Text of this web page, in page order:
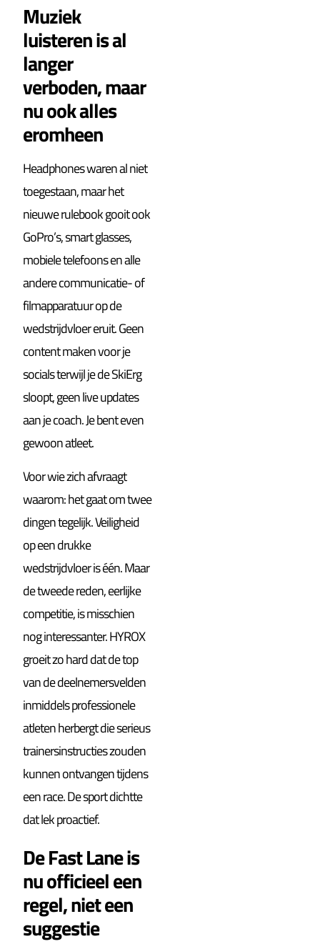
Muziek
luisteren is al
langer
verboden, maar
nu ook alles
eromheen
Headphones waren al niet
toegestaan, maar het
nieuwe rulebook gooit ook
GoPro’s, smart glasses,
mobiele telefoons en alle
andere communicatie- of
filmapparatuur op de
wedstrijdvloer eruit. Geen
content maken voor je
socials terwijl je de SkiErg
sloopt, geen live updates
aan je coach. Je bent even
gewoon atleet.
Voor wie zich afvraagt
waarom: het gaat om twee
dingen tegelijk. Veiligheid
op een drukke
wedstrijdvloer is één. Maar
de tweede reden, eerlijke
competitie, is misschien
nog interessanter. HYROX
groeit zo hard dat de top
van de deelnemersvelden
inmiddels professionele
atleten herbergt die serieus
trainersinstructies zouden
kunnen ontvangen tijdens
een race. De sport dichtte
dat lek proactief.
De Fast Lane is
nu officieel een
regel, niet een
suggestie